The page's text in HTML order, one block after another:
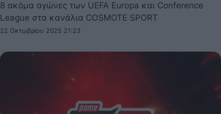
8 ακόμα αγώνες των UEFA Europa και Conference
League στα κανάλια COSMOTE SPORT
22 Οκτωβρίου 2025 21:23